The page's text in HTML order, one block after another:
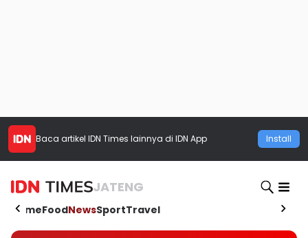
Baca artikel IDN Times lainnya di IDN App Install
JATENG
HomeFoodNewsSportTravel